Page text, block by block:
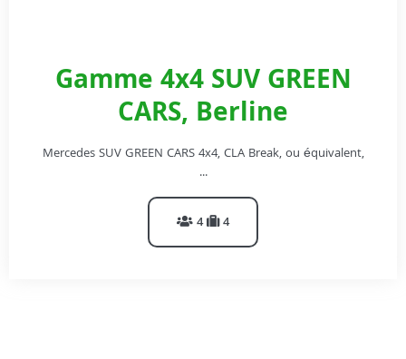
Gamme 4x4 SUV GREEN
CARS, Berline
Mercedes SUV GREEN CARS 4x4, CLA Break, ou équivalent,
...
4 4